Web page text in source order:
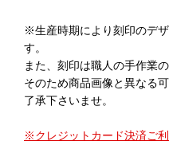
※生産時期により刻印のデ
す。
また、刻印は職人の手作業
そのため商品画像と異なる
了承下さいませ。
※クレジットカード決済ご